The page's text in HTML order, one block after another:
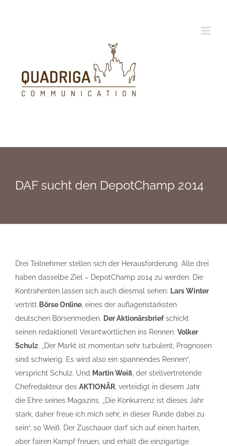
DAF sucht den DepotChamp 2014
Drei Teilnehmer stellen sich der Herausforderung. Alle drei
haben dasselbe Ziel – DepotChamp 2014 zu werden. Die
Kontrahenten lassen sich auch diesmal sehen: Lars Winter
vertritt Börse Online , eines der auflagenstärksten
deutschen Börsenmedien. Der Aktionärsbriefschickt
seinen redaktionell Verantwortlichen ins Rennen: Volker
Schulz. „Der Markt ist momentan sehr turbulent, Prognosen
sind schwierig. Es wird also ein spannendes Rennen“,
verspricht Schulz. Und Martin Weiß , der stellvertretende
Chefredakteur des AKTIONÄR , verteidigt in diesem Jahr
die Ehre seines Magazins. „Die Konkurrenz ist dieses Jahr
stark, daher freue ich mich sehr, in dieser Runde dabei zu
sein“, so Weiß. Der Zuschauer darf sich auf einen harten,
aber fairen Kampf freuen, und erhält die einzigartige